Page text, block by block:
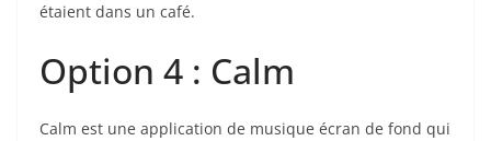
étaient dans un café.
Option 4 : Calm
Calm est une application de musique écran de fond qui